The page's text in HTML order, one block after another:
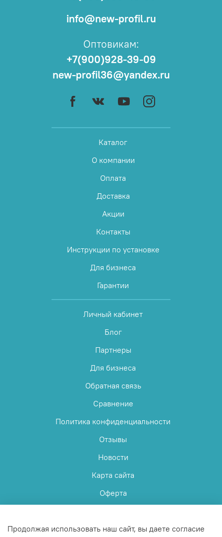
Каталог
О компании
Оплата
Доставка
Акции
Контакты
Инструкции по установке
Для бизнеса
Гарантии
Личный кабинет
Блог
Партнеры
Для бизнеса
Обратная связь
Сравнение
Политика конфиденциальности
Отзывы
Новости
Карта сайта
Оферта
info@new-profil.ru
Оптовикам:
+7(900)928-39-09
new-profil36@yandex.ru
Продолжая использовать наш сайт, вы даете согласие